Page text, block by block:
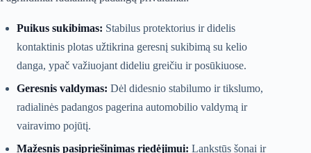
Puikus sukibimas: Stabilus protektorius ir didelis
kontaktinis plotas užtikrina geresnį sukibimą su kelio
danga, ypač važiuojant dideliu greičiu ir posūkiuose.
Geresnis valdymas: Dėl didesnio stabilumo ir tikslumo,
radialinės padangos pagerina automobilio valdymą ir
vairavimo pojūtį.
Mažesnis pasipriešinimas riedėjimui: Lankstūs šonai ir